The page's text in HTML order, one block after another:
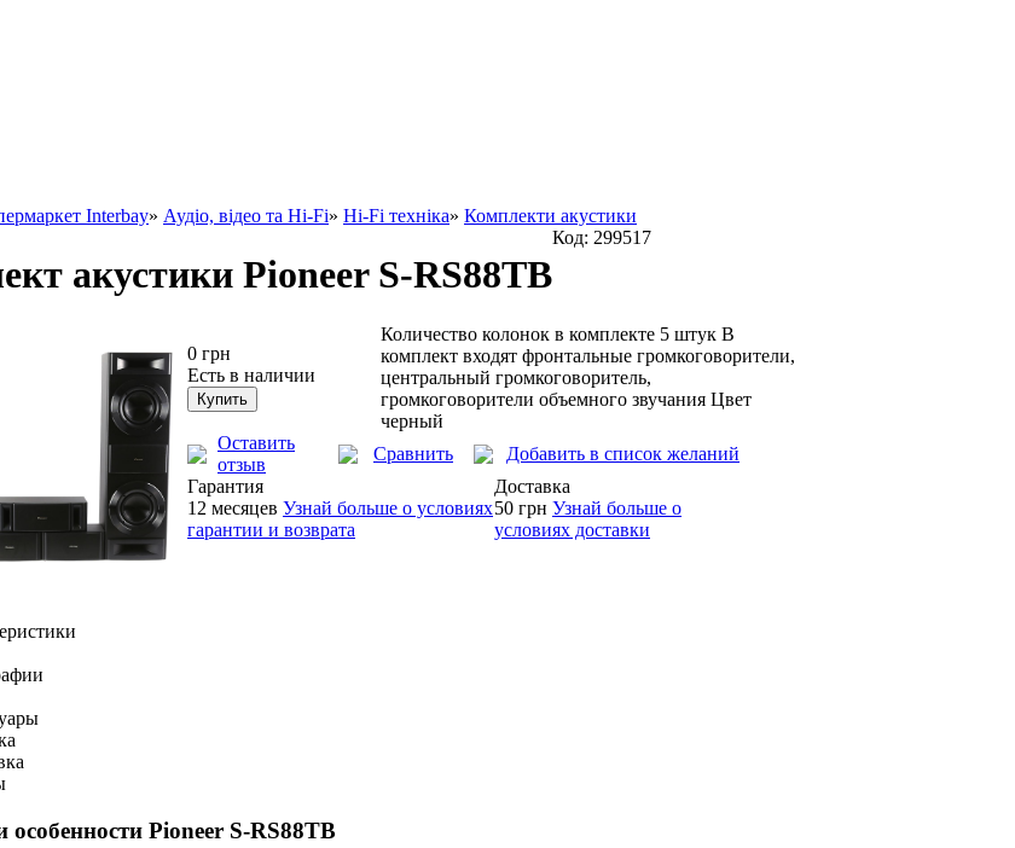
Interbay» Аудіо, відео та Hi-Fi» Hi-Fi техніка» Комплекти акустики
акустики Pioneer S-RS88TB
Код: 299517
0 грн
Есть в наличии
Количество колонок в комплекте 5 штук В
комплект входят фронтальные громкоговорители,
центральный громкоговоритель,
громкоговорители объемного звучания Цвет
черный
Оставить
отзыв
Сравнить
Добавить в список желаний
Гарантия
12 месяцев Узнай больше о условиях
гарантии и возврата
Доставка
50 грн Узнай больше о
условиях доставки
Pioneer S-RS88TB